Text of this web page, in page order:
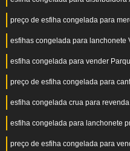
preço de esfiha congelada para
esfihas congelada para lanchonete
esfiha congelada para vender
preço de esfiha congelada para
esfiha congelada crua para
esfiha congelada para lanchonete
preço de esfiha congelada para